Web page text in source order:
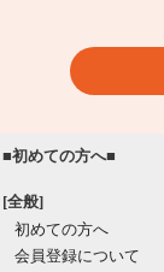
■初めての方へ■
[全般]
初めての方へ
会員登録について